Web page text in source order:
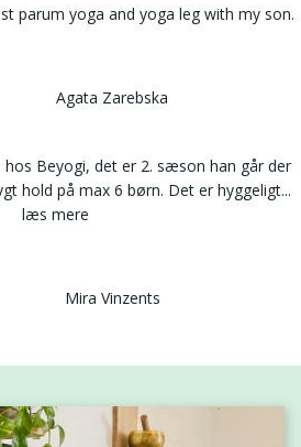
parum yoga and yoga leg with my son.
Agata Zarebska
Beyogi, det er 2. sæson han går der
hold på max 6 børn. Det er hyggeligt...
læs mere
Mira Vinzents